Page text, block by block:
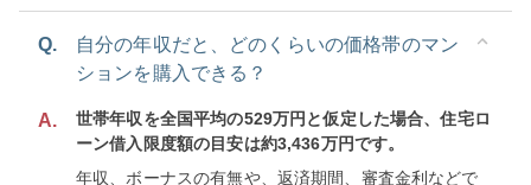
Q.
自分の年収だと、どのくらいの価格帯のマン
ションを購入できる？
A.
世帯年収を全国平均の529万円と仮定した場合、住宅ロ
ーン借入限度額の目安は約3,436万円です。
年収、ボーナスの有無や、返済期間、審査金利などで